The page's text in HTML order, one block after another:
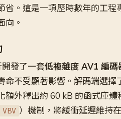
省。這是一項歷時數年的工
向。
發了一套低複雜度 AV1 編碼
命不受顯著影響。解碼端選擇
額外釋出約 60 kB 的函式庫
VBV ）機制，將緩衝延遲維持